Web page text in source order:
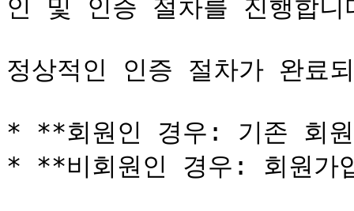
인 및 인증 절차를 진행합
정상적인 인증 절차가 완료
* **회원인 경우: 기존 회
* **비회원인 경우: 회원가